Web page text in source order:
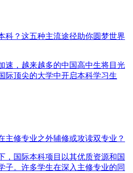
科？这五种主流途径助你圆梦世界
速，越来越多的中国高中生将目光
际顶尖的大学中开启本科学习生
主修专业之外辅修或攻读双专业？
，国际本科项目以其优质资源和国
子。许多学生在深入主修专业的同